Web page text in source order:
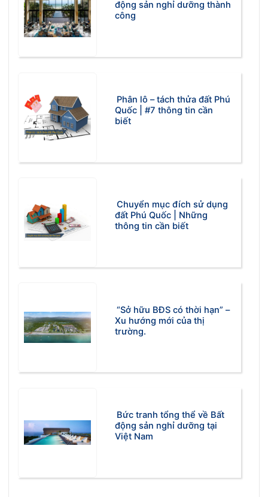
động sản nghỉ dưỡng thành
công
Phân lô – tách thửa đất Phú
Quốc | #7 thông tin cần
biết
Chuyển mục đích sử dụng
đất Phú Quốc | Những
thông tin cần biết
“Sở hữu BĐS có thời hạn” –
Xu hướng mới của thị
trường.
Bức tranh tổng thể về Bất
động sản nghỉ dưỡng tại
Việt Nam